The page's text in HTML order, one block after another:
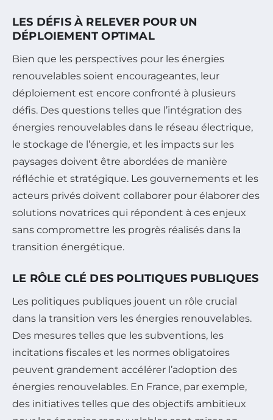
LES DÉFIS À RELEVER POUR UN
DÉPLOIEMENT OPTIMAL
Bien que les perspectives pour les énergies
renouvelables soient encourageantes, leur
déploiement est encore confronté à plusieurs
défis. Des questions telles que l’intégration des
énergies renouvelables dans le réseau électrique,
le stockage de l’énergie, et les impacts sur les
paysages doivent être abordées de manière
réfléchie et stratégique. Les gouvernements et les
acteurs privés doivent collaborer pour élaborer des
solutions novatrices qui répondent à ces enjeux
sans compromettre les progrès réalisés dans la
transition énergétique.
LE RÔLE CLÉ DES POLITIQUES PUBLIQUES
Les politiques publiques jouent un rôle crucial
dans la transition vers les énergies renouvelables.
Des mesures telles que les subventions, les
incitations fiscales et les normes obligatoires
peuvent grandement accélérer l’adoption des
énergies renouvelables. En France, par exemple,
des initiatives telles que des objectifs ambitieux